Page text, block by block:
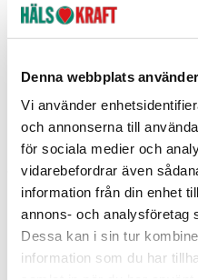
Denna webbplats
Vi använder
och annonserna till
för sociala medier och
vidarebefordrar även
information från din enhet
annons- och analysföretag
Dessa kan i sin tur
information som du har
Reservera och hämta i butik
Hedemora
Arvika
Fler butiker